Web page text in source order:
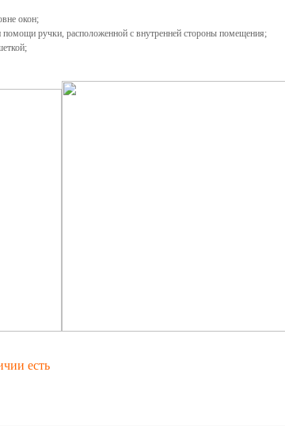
окон;
помощи ручки, расположенной с внутренней стороны помещения;
есть